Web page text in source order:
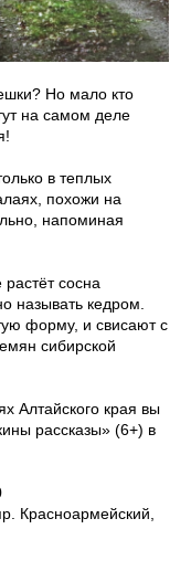
Но мало кто
на самом деле
в теплых
похожи на
напоминая
сосна
называть кедром.
форму, и свисают с
сибирской
Алтайского края вы
рассказы» (6+) в
Красноармейский,